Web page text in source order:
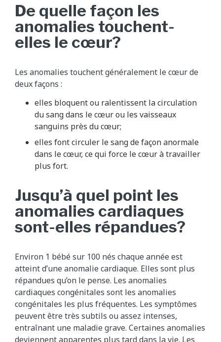
De quelle façon les
anomalies touchent-
elles le cœur?
Les anomalies touchent généralement le cœur de
deux façons :
elles bloquent ou ralentissent la circulation
du sang dans le cœur ou les vaisseaux
sanguins près du cœur;
elles font circuler le sang de façon anormale
dans le cœur, ce qui force le cœur à travailler
plus fort.
Jusqu’à quel point les
anomalies cardiaques
sont-elles répandues?
Environ 1 bébé sur 100 nés chaque année est
atteint d’une anomalie cardiaque. Elles sont plus
répandues qu’on le pense. Les anomalies
cardiaques congénitales sont les anomalies
congénitales les plus fréquentes. Les symptômes
peuvent être très subtils ou assez intenses,
entraînant une maladie grave. Certaines anomalies
deviennent apparentes plus tard dans la vie. Les